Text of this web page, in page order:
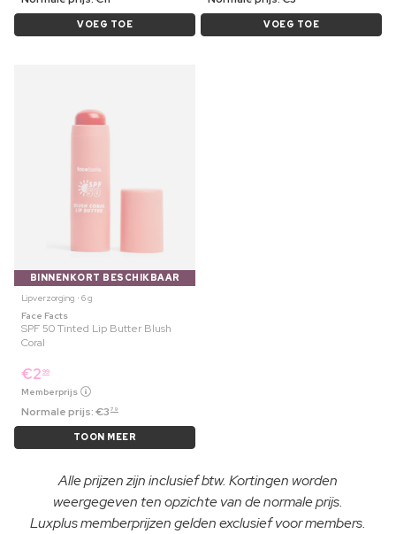
VOEG TOE VOEG TOE
BINNENKORT BESCHIKBAAR
Lipverzorging ⋅ 6 g
Face Facts
SPF 50 Tinted Lip Butter Blush
Coral
€2 99
Memberprijs
Normale prijs:€3 79
TOON MEER
Alle prijzen zijn inclusief btw. Kortingen worden
weergegeven ten opzichte van de normale prijs.
Luxplus memberprijzen gelden exclusief voor members.